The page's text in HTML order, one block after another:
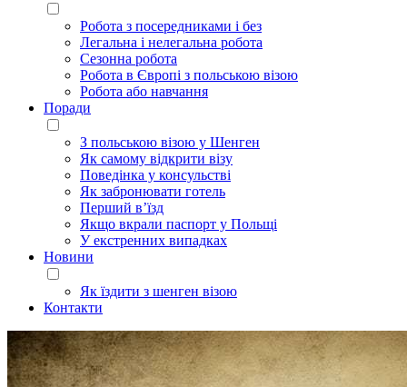
Робота з посередниками і без
Легальна і нелегальна робота
Сезонна робота
Робота в Європі з польською візою
Робота або навчання
Поради
З польською візою у Шенген
Як самому відкрити візу
Поведінка у консульстві
Як забронювати готель
Перший в’їзд
Якщо вкрали паспорт у Польщі
У екстренних випадках
Новини
Як їздити з шенген візою
Контакти